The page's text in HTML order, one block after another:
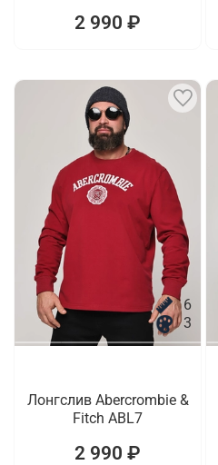
2 990 ₽
6
3
Лонгслив Abercrombie &
Fitch ABL7
2 990 ₽